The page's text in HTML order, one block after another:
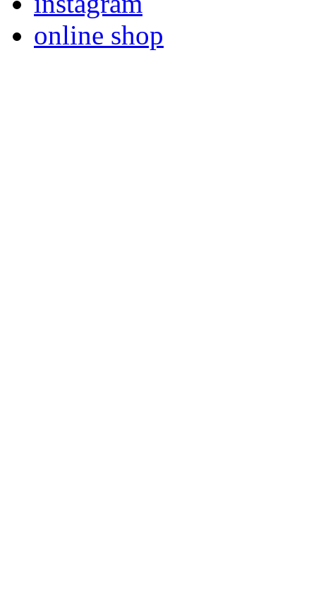
online shop